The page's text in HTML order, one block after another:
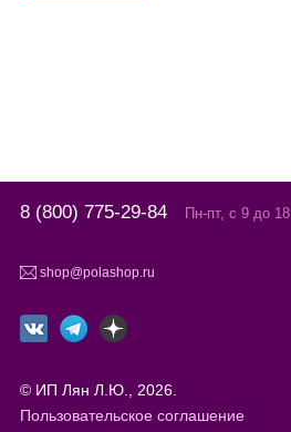
8 (800) 775-29-84 Пн-пт, с 9 до 18
shop@polashop.ru
© ИП Лян Л.Ю., 2026.
Пользовательское соглашение